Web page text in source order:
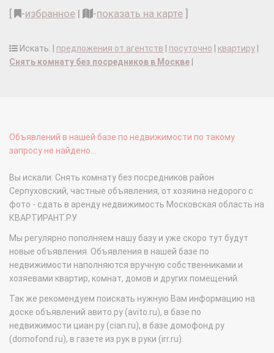
-избранное | -показать на карте
Искать: | предложения от агентств посуточно квартиру
Снять комнату без посредников в Москве
Объявлений в нашей базе по недвижимости по такому
запросу не найдено...
Вы искали: Снять комнату без посредников район
Серпуховский, частные объявления, от хозяина недорого с
фото - сдать в аренду недвижимость Московская область на
КВАРТИРАНТ.РУ
Мы регулярно пополняем нашу базу и уже скоро тут будут
новые объявления. Объявления в нашей базе по
недвижимости наполняются вручную собственниками и
хозяевами квартир, комнат, домов и других помещений.
Так же рекомендуем поискать нужную Вам информацию на
доске объявлений авито.ру (avito.ru), в базе по
недвижимости циан.ру (cian.ru), в базе домофонд.ру
(domofond.ru), в газете из рук в руки (irr.ru).